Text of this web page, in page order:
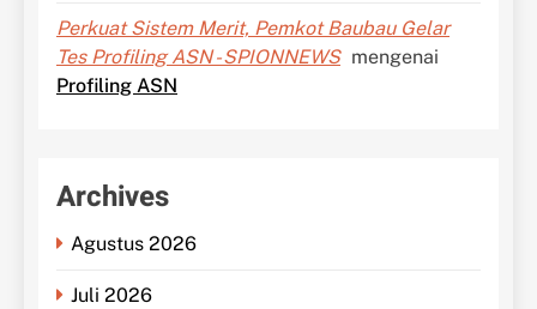
Perkuat Sistem Merit, Pemkot Baubau Gelar
Tes Profiling ASN - SPIONNEWS mengenai
Profiling ASN
Archives
Agustus 2026
Juli 2026